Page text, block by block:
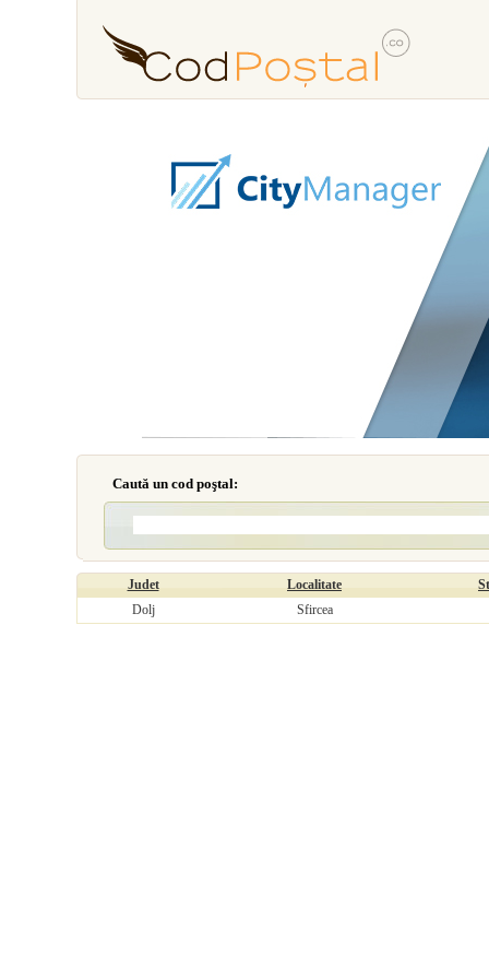
Caută un cod poştal:
Judet Localitate
Dolj
Sfircea